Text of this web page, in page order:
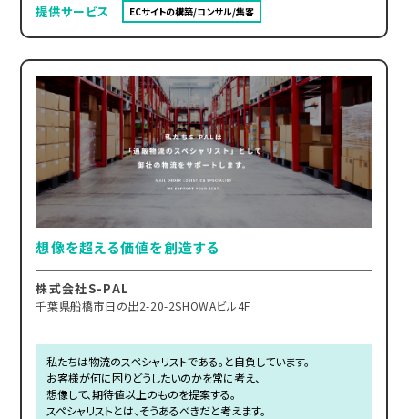
提供サービス ECサイトの構築/コンサル/集客
想像を超える価値を創造する
株式会社S-PAL
千葉県船橋市日の出2-20-2SHOWAビル4F
私たちは物流のスペシャリストである。と自負しています。
お客様が何に困りどうしたいのかを常に考え、
想像して、期待値以上のものを提案する。
スペシャリストとは、そうあるべきだと考えます。